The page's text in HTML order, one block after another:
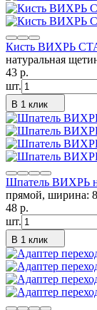
Кисть ВИХРЬ
натуральная
43 p.
шт.
В 1 клик
Шпатель ВИХРЬ
прямой, ширина:
48 p.
шт.
В 1 клик